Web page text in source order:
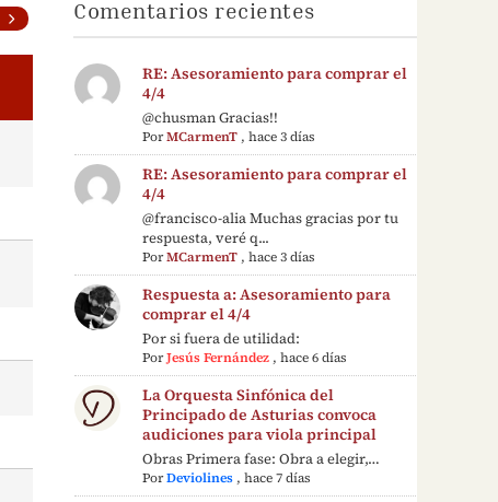
Comentarios recientes
RE: Asesoramiento para comprar el
4/4
@chusman Gracias!!
PorMCarmenT ,hace 3 días
RE: Asesoramiento para comprar el
4/4
@francisco-alia Muchas gracias por tu
respuesta, veré q...
PorMCarmenT ,hace 3 días
Respuesta a: Asesoramiento para
comprar el 4/4
Por si fuera de utilidad:
PorJesús Fernández ,hace 6 días
La Orquesta Sinfónica del
Principado de Asturias convoca
audiciones para viola principal
Obras Primera fase: Obra a elegir,…
PorDeviolines ,hace 7 días